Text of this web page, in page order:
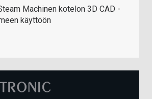
Machinen kotelon 3D CAD -
käyttöön